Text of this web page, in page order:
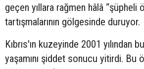
geçen yıllara rağmen hâlâ “şüpheli
tartışmalarının gölgesinde duruyor.
Kıbrıs'ın kuzeyinde 2001 yılından
yaşamını şiddet sonucu yitirdi. Bu